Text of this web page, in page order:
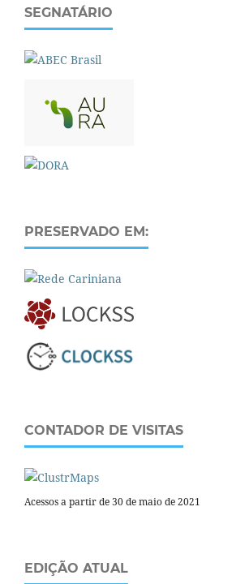
SEGNATÁRIO
PRESERVADO EM:
CONTADOR DE VISITAS
Acessos a partir de 30 de maio de 2021
EDIÇÃO ATUAL